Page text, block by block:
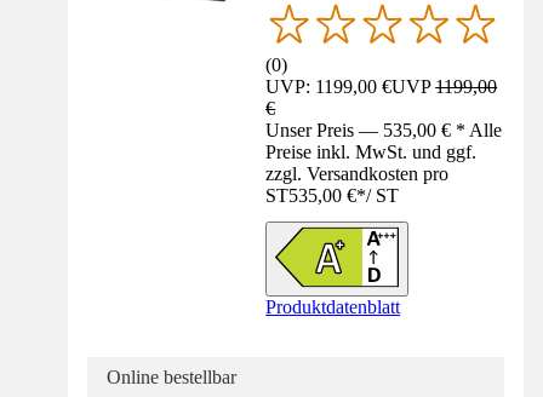
(0)
UVP: 1199,00 €UVP1199,00
€
Unser Preis — 535,00 € * Alle
Preise inkl. MwSt. und ggf.
zzgl. Versandkosten pro
ST535,00 €*/ ST
Produktdatenblatt
Online bestellbar